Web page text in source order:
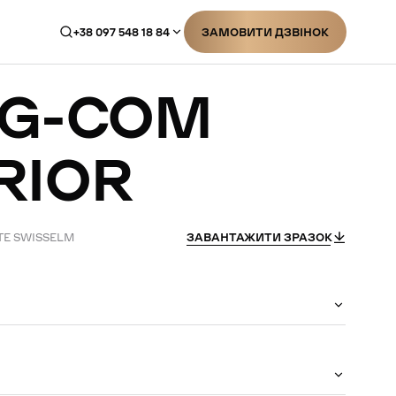
+38 097 548 18 84 ЗАМОВИТИ ДЗВІНОК
COM
SWISSELM ЗАВАНТАЖИТИ ЗРАЗОК